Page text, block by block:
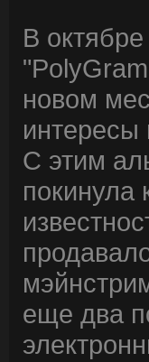
В
новом
интересы
С этим
покинула
еще два